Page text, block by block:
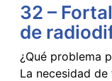
32 –
de
¿Qué problema
La necesidad